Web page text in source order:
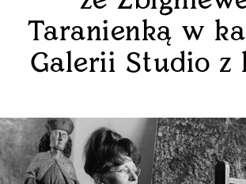
Taranienką w
Galerii Studio z